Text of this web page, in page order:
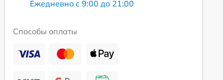
Ежедневно с 9:00 до 21:00
Способы оплаты